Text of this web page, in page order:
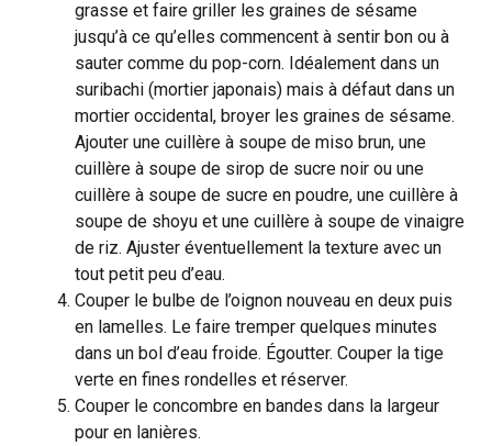
grasse et faire griller les graines de sésame
jusqu’à ce qu’elles commencent à sentir bon ou à
sauter comme du pop-corn. Idéalement dans un
suribachi (mortier japonais) mais à défaut dans un
mortier occidental, broyer les graines de sésame.
Ajouter une cuillère à soupe de miso brun, une
cuillère à soupe de sirop de sucre noir ou une
cuillère à soupe de sucre en poudre, une cuillère à
soupe de shoyu et une cuillère à soupe de vinaigre
de riz. Ajuster éventuellement la texture avec un
tout petit peu d’eau.
Couper le bulbe de l’oignon nouveau en deux puis
en lamelles. Le faire tremper quelques minutes
dans un bol d’eau froide. Égoutter. Couper la tige
verte en fines rondelles et réserver.
Couper le concombre en bandes dans la largeur
pour en lanières.